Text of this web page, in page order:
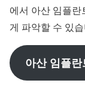
에서 아산 임플
게 파악할 수 있
아산 임플